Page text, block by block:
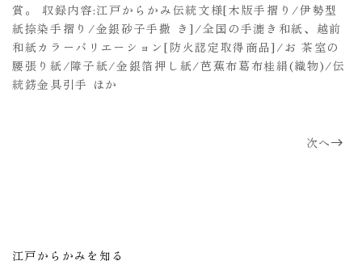
賞。 収録内容:江戸からかみ伝統文様[木版手摺り/伊勢型
紙捺染手摺り/金銀砂子手撒 き]/全国の手漉き和紙、越前
和紙カラーバリエーション[防火認定取得商品]/お 茶室の
腰張り紙/障子紙/金銀箔押し紙/芭蕉布葛布桂絹(織物)/伝
統錺金具引手 ほか
次へ
江戸からかみを知る